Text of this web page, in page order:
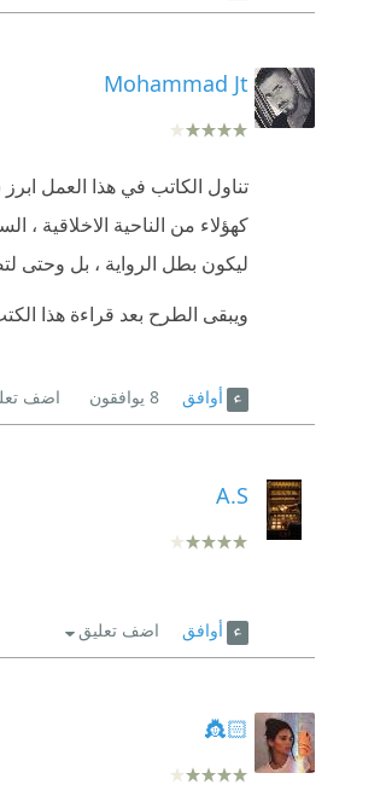
Mohammad Jt
تناول الكاتب في هذا العمل
كهؤلاء من الناحية الاخلاقية
ليكون بطل الرواية ، بل وحتى
ويبقى الطرح بعد قراءة هذا
أوافق 8 يوافقون اضف
A.S
أوافق اضف تعليق
👸🏻